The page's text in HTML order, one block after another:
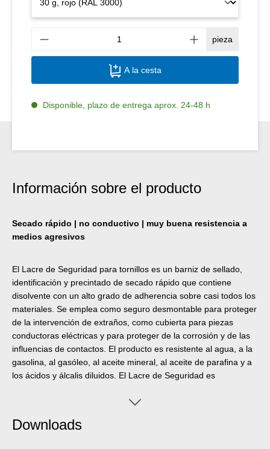
pieza
A la cesta
Disponible, plazo de entrega aprox. 24-48 h
Información sobre el producto
Secado rápido | no conductivo | muy buena resistencia a
medios agresivos
El Lacre de Seguridad para tornillos es un barniz de sellado,
identificación y precintado de secado rápido que contiene
disolvente con un alto grado de adherencia sobre casi todos los
materiales. Se emplea como seguro desmontable para proteger
de la intervención de extraños, como cubierta para piezas
conductoras eléctricas y para proteger de la corrosión y de las
influencias de contactos. El producto es resistente al agua, a la
gasolina, al gasóleo, al aceite mineral, al aceite de parafina y a
los ácidos y álcalis diluidos. El Lacre de Seguridad es
Protege - con un sellado por laca - de manipulaciones y de
gestión de la calidad, el control de la producción y la inspección
Downloads